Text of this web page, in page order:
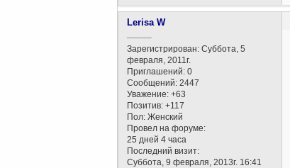
Lerisa W
Зарегистрирован: Суббота, 5
февраля, 2011г.
Приглашений: 0
Сообщений: 2447
Уважение: +63
Позитив: +117
Пол: Женский
Провел на форуме:
25 дней 4 часа
Последний визит:
Суббота, 9 февраля, 2013г. 16:41